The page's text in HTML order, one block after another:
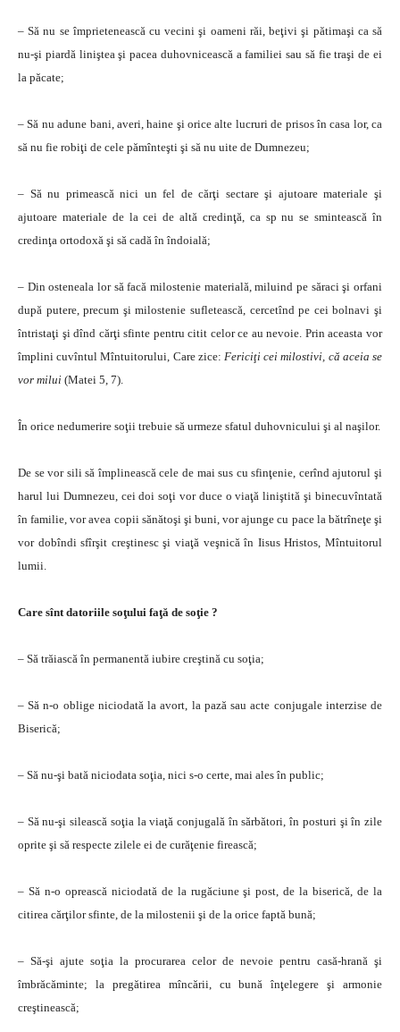
– Să nu se împrietenească cu vecini şi oameni răi, beţivi şi pătimaşi ca să
nu-şi piardă liniştea şi pacea duhovnicească a familiei sau să fie traşi de ei
la păcate;
– Să nu adune bani, averi, haine şi orice alte lucruri de prisos în casa lor, ca
să nu fie robiţi de cele pămînteşti şi să nu uite de Dumnezeu;
– Să nu primească nici un fel de cărţi sectare şi ajutoare materiale şi
ajutoare materiale de la cei de altă credinţă, ca sp nu se smintească în
credinţa ortodoxă şi să cadă în îndoială;
– Din osteneala lor să facă milostenie materială, miluind pe săraci şi orfani
după putere, precum şi milostenie sufletească, cercetînd pe cei bolnavi şi
întristaţi şi dînd cărţi sfinte pentru citit celor ce au nevoie. Prin aceasta vor
împlini cuvîntul Mîntuitorului, Care zice: Fericiţi cei milostivi, că aceia se
vor milui (Matei 5, 7).
În orice nedumerire soţii trebuie să urmeze sfatul duhovnicului şi al naşilor.
De se vor sili să împlinească cele de mai sus cu sfinţenie, cerînd ajutorul şi
harul lui Dumnezeu, cei doi soţi vor duce o viaţă liniştită şi binecuvîntată
în familie, vor avea copii sănătoşi şi buni, vor ajunge cu pace la bătrîneţe şi
vor dobîndi sfîrşit creştinesc şi viaţă veşnică în Iisus Hristos, Mîntuitorul
lumii.
Care sînt datoriile soţului faţă de soţie ?
– Să trăiască în permanentă iubire creştină cu soţia;
– Să n-o oblige niciodată la avort, la pază sau acte conjugale interzise de
Biserică;
– Să nu-şi bată niciodata soţia, nici s-o certe, mai ales în public;
– Să nu-şi silească soţia la viaţă conjugală în sărbători, în posturi şi în zile
oprite şi să respecte zilele ei de curăţenie firească;
– Să n-o oprească niciodată de la rugăciune şi post, de la biserică, de la
citirea cărţilor sfinte, de la milostenii şi de la orice faptă bună;
– Să-şi ajute soţia la procurarea celor de nevoie pentru casă-hrană şi
îmbrăcăminte; la pregătirea mîncării, cu bună înţelegere şi armonie
creştinească;